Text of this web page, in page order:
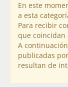
En este
a esta
Para recibir
que coincidan
A
publicadas
resultan de